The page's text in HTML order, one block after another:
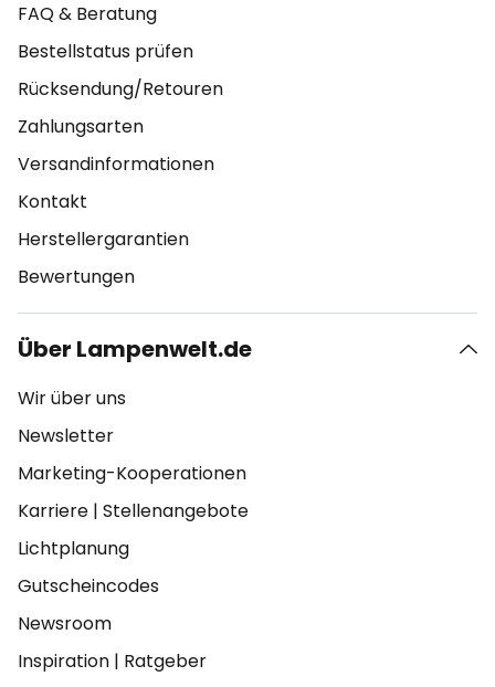
FAQ & Beratung
Bestellstatus prüfen
Rücksendung/Retouren
Zahlungsarten
Versandinformationen
Kontakt
Herstellergarantien
Bewertungen
Über Lampenwelt.de
Wir über uns
Newsletter
Marketing-Kooperationen
Karriere | Stellenangebote
Lichtplanung
Gutscheincodes
Newsroom
Inspiration | Ratgeber